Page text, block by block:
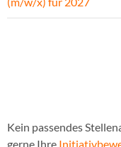
Kein passendes
gerne Ihre